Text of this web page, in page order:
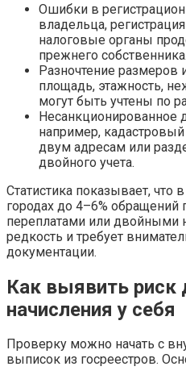
Ошибки в
владельца,
налоговые органы
прежнего собственника.
Разночтение размеров
площадь, этажность,
могут быть учтены по
Несанкционированное
например, кадастровый
двум адресам или
двойного учета.
Статистика показывает, что
городах до 4–6%
переплатами или двойными
редкость и требует
документации.
Как выявить риск
начисления у себя
Проверку можно начать с
выписок из госреестров.